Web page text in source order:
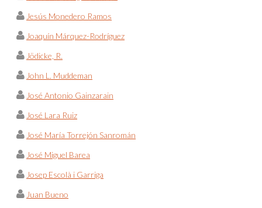
Jesús Monedero Ramos
Joaquín Márquez-Rodríguez
Jödicke, R.
John L. Muddeman
José Antonio Gainzarain
José Lara Ruiz
José María Torrejón Sanromán
José Miguel Barea
Josep Escolà i Garriga
Juan Bueno